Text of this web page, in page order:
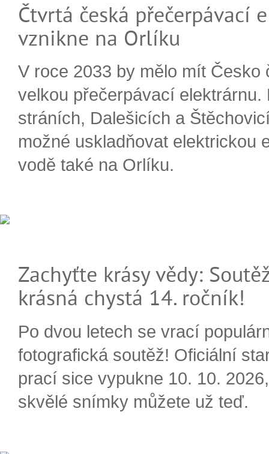
Čtvrtá česká přečerpávací
vznikne na Orlíku
V roce 2033 by mělo mít Česko
velkou přečerpávací elektrárnu.
stráních, Dalešicích a
možné uskladňovat elektrickou
vodě také na Orlíku.
Zachyťte krásy vědy:
krásná chystá 14. ročník!
Po dvou letech se vrací
fotografická soutěž! Oficiální
prací sice vypukne 10. 10.
skvělé snímky můžete už teď.